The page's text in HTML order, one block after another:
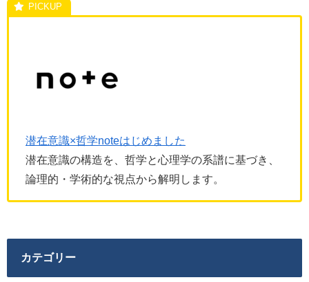
潜在意識×哲学noteはじめました
潜在意識の構造を、哲学と心理学の系譜に基づき、
論理的・学術的な視点から解明します。
カテゴリー